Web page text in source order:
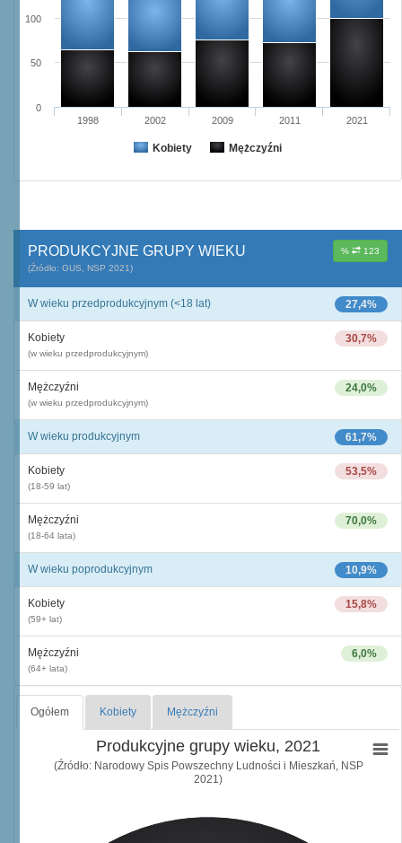
Kobiety Mężczyźni
1998 2002 2009 2011 2021
0
50
100
% 123
PRODUKCYJNE GRUPY WIEKU
(Źródło: GUS, NSP 2021)
27,4%
W wieku przedprodukcyjnym (<18 lat)
30,7%
Kobiety
(w wieku przedprodukcyjnym)
24,0%
Mężczyźni
(w wieku przedprodukcyjnym)
61,7%
W wieku produkcyjnym
53,5%
Kobiety
(18-59 lat)
70,0%
Mężczyźni
(18-64 lata)
10,9%
W wieku poprodukcyjnym
15,8%
Kobiety
(59+ lat)
6,0%
Mężczyźni
(64+ lata)
Ogółem Kobiety Mężczyźni
Produkcyjne grupy wieku, 2021
(Źródło: Narodowy Spis Powszechny Ludności i Mieszkań, NSP
2021)